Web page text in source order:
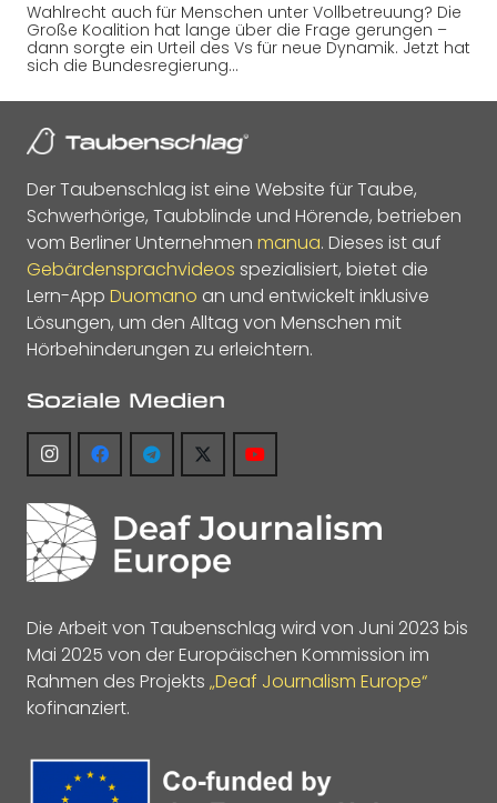
Wahlrecht auch für Menschen unter Vollbetreuung? Die
Große Koalition hat lange über die Frage gerungen –
dann sorgte ein Urteil des Vs für neue Dynamik. Jetzt hat
sich die Bundesregierung…
Der Taubenschlag ist eine Website für Taube,
Schwerhörige, Taubblinde und Hörende, betrieben
vom Berliner Unternehmen manua. Dieses ist auf
Gebärdensprachvideos spezialisiert, bietet die
Lern-App Duomano an und entwickelt inklusive
Lösungen, um den Alltag von Menschen mit
Hörbehinderungen zu erleichtern.
Soziale Medien
Die Arbeit von Taubenschlag wird von Juni 2023 bis
Mai 2025 von der Europäischen Kommission im
Rahmen des Projekts „Deaf Journalism Europe“
kofinanziert.